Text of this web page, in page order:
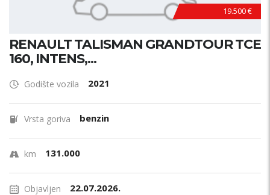
19.500 €
RENAULT TALISMAN GRANDTOUR TCE
160, INTENS,...
Godište vozila 2021
Vrsta goriva benzin
km 131.000
Objavljen 22.07.2026.